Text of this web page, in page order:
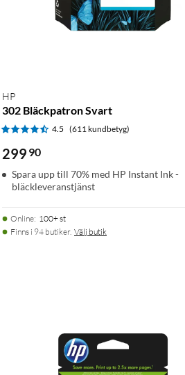
HP
302 Bläckpatron Svart
4.5 (611 kundbetyg)
299 90
Spara upp till 70% med HP Instant Ink -
bläckleveranstjänst
Online: 100+ st
Finns i 94 butiker. Välj butik